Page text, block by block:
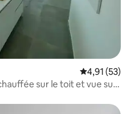
Évaluation
4,91 (53)
sur le toit et vue sur